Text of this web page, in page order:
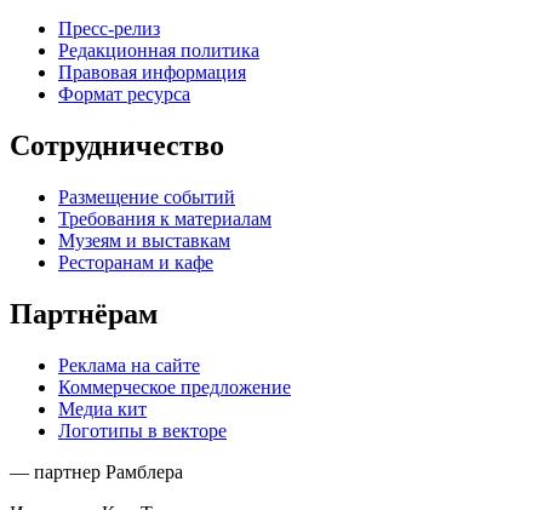
Пресс-релиз
Редакционная политика
Правовая информация
Формат ресурса
Сотрудничество
Размещение событий
Требования к материалам
Музеям и выставкам
Ресторанам и кафе
Партнёрам
Реклама на сайте
Коммерческое предложение
Медиа кит
Логотипы в векторе
— партнер Рамблера